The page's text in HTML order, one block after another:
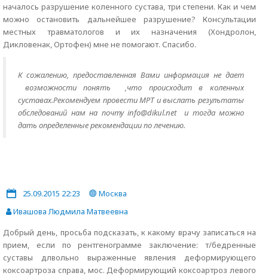
началось разрушение коленного сустава, три степени. Как и чем
можно остановить дальнейшее разрушение? Консультации
местных травматологов и их назначения (Хондролон,
Дикловенак, Ортофен) мне не помогают. Спасибо.
К сожалению, предоставленная Вами информация не дает
возможности понять ,что происходит в коленных
суставах.Рекомендуем провести МРТ и выслать результаты
обследований нам на почту info@dikul.net и тогда можно
дать определенные рекомендации по лечению.
25.09.2015 22:23
Москва
Ивашова Людмила Матвеевна
Добрый день, просьба подсказать, к какому врачу записаться на
прием, если по рентгенограмме заключение: т/бедренные
суставы длвольно выраженные явления деформирующего
коксоартроза справа, мос. Деформирующий коксоартроз левого